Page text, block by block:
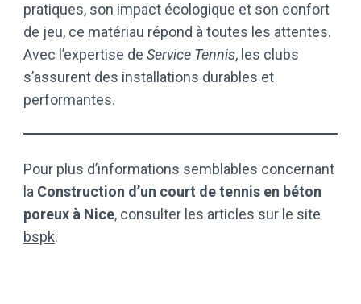
pratiques, son impact écologique et son confort
de jeu, ce matériau répond à toutes les attentes.
Avec l’expertise de Service Tennis, les clubs
s’assurent des installations durables et
performantes.
Pour plus d’informations semblables concernant
la Construction d’un court de tennis en béton
poreux à Nice, consulter les articles sur le site
bspk.